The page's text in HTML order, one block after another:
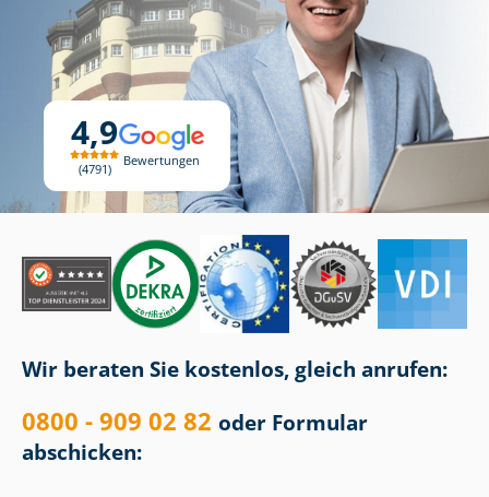
4,9
4791
Bewertungen
Wir beraten Sie kostenlos, gleich anrufen:
0800 - 909 02 82 oder Formular
abschicken: